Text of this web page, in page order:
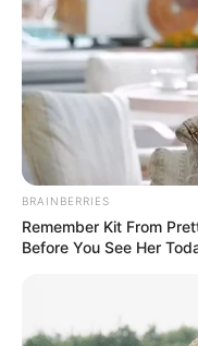
BRAINBERRIES
Remember Kit From
Before You See Her